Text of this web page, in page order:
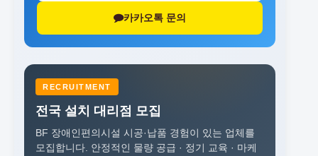
카카오톡 문의
RECRUITMENT
전국 설치 대리점 모집
BF 장애인편의시설 시공·납품 경험이 있는 업체를
모집합니다. 안정적인 물량 공급 · 정기 교육 · 마케